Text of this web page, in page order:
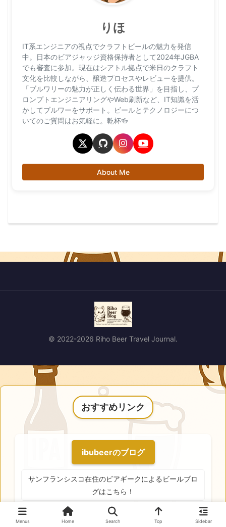
りほ
IT系エンジニアの視点でクラフトビールの魅力を発信
中。日本のビアジャッジ資格保持者として2024年JGBA
でも審査に参加。現在はシアトル拠点で米日のクラフト
文化を比較しながら、醸造プロセスやレビューを提供。
「ブルワリーの魅力が正しく伝わる世界」を目指し、プ
ロンプトエンジニアリングやWeb刷新など、IT知識を活
かしてブルワーをサポート。ビールとテクノロジーにつ
いてのご質問はお気軽に。乾杯🍻
About Me
© 2022-2026 Riho Beer Travel Journal.
Menus Home Search Top Sidebar
おすすめリンク
ibubeerのブログ
サンフランシスコ在住のビアギークによるビールブロ
グはこちら！